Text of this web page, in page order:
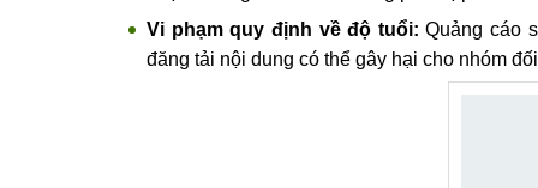
Vi phạm quy định về độ tuổi: Quảng cáo
đăng tải nội dung có thể gây hại cho nhóm